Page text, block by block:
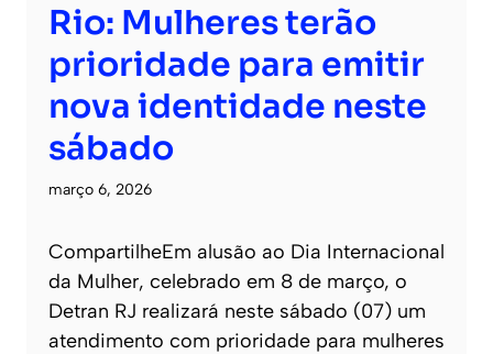
Rio: Mulheres terão
prioridade para emitir
nova identidade neste
sábado
março 6, 2026
CompartilheEm alusão ao Dia Internacional
da Mulher, celebrado em 8 de março, o
Detran RJ realizará neste sábado (07) um
atendimento com prioridade para mulheres